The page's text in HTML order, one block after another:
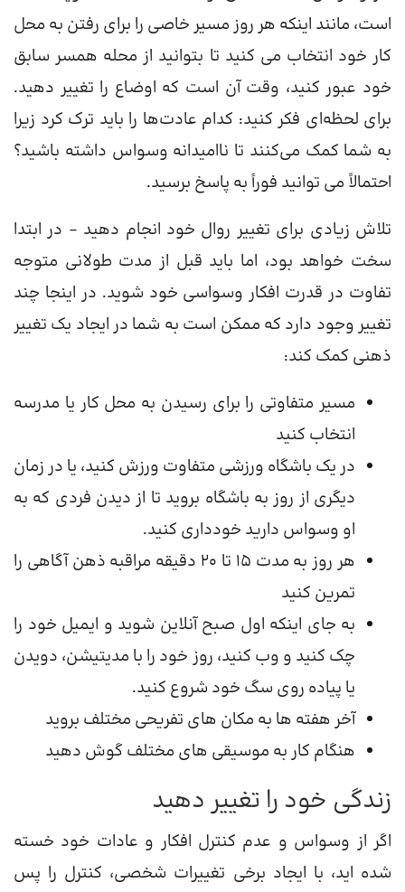
است، مانند اینکه هر روز مسیر خاصی را برای رفتن به محل
کار خود انتخاب می کنید تا بتوانید از محله همسر سابق
خود عبور کنید، وقت آن است که اوضاع را تغییر دهید.
برای لحظه‌ای فکر کنید: کدام عادت‌ها را باید ترک کرد زیرا
به شما کمک می‌کنند تا ناامیدانه وسواس داشته باشید؟
احتمالاً می توانید فوراً به پاسخ برسید.
تلاش زیادی برای تغییر روال خود انجام دهید – در ابتدا
سخت خواهد بود، اما باید قبل از مدت طولانی متوجه
تفاوت در قدرت افکار وسواسی خود شوید. در اینجا چند
تغییر وجود دارد که ممکن است به شما در ایجاد یک تغییر
ذهنی کمک کند:
مسیر متفاوتی را برای رسیدن به محل کار یا مدرسه
انتخاب کنید
در یک باشگاه ورزشی متفاوت ورزش کنید، یا در زمان
دیگری از روز به باشگاه بروید تا از دیدن فردی که به
او وسواس دارید خودداری کنید.
هر روز به مدت 15 تا 20 دقیقه مراقبه ذهن آگاهی را
تمرین کنید
به جای اینکه اول صبح آنلاین شوید و ایمیل خود را
چک کنید و وب کنید، روز خود را با مدیتیشن، دویدن
یا پیاده روی سگ خود شروع کنید.
آخر هفته ها به مکان های تفریحی مختلف بروید
هنگام کار به موسیقی های مختلف گوش دهید
زندگی خود را تغییر دهید
اگر از وسواس و عدم کنترل افکار و عادات خود خسته
شده اید، با ایجاد برخی تغییرات شخصی، کنترل را پس